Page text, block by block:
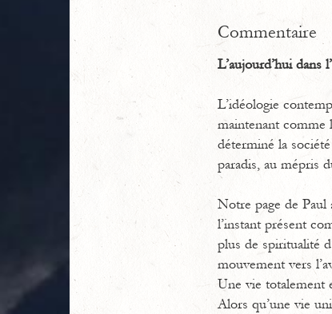
Commentaire
L’aujourd’hui dans
L’idéologie
maintenant comme
déterminé la
paradis, au mépris
Notre page de
l’instant présent
plus de spiritualité
mouvement vers
Une vie totalement
Alors qu’une vie